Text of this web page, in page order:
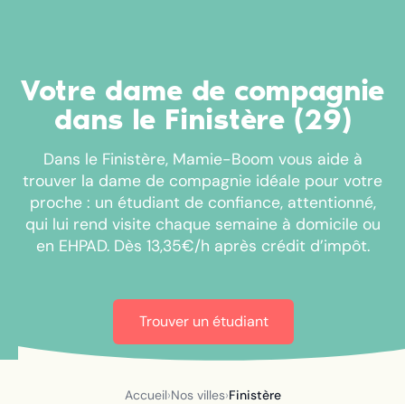
Votre dame de compagnie
dans le Finistère (29)
Dans le Finistère, Mamie-Boom vous aide à
trouver la dame de compagnie idéale pour votre
proche : un étudiant de confiance, attentionné,
qui lui rend visite chaque semaine à domicile ou
en EHPAD. Dès 13,35€/h après crédit d’impôt.
Trouver un étudiant
Accueil›Nos villes›Finistère